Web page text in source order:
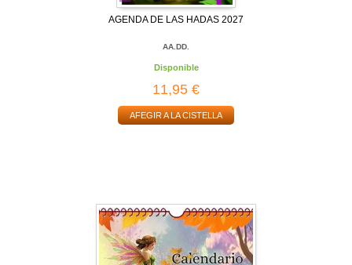
AGENDA DE LAS HADAS 2027
AA.DD.
Disponible
11,95 €
AFEGIR A LA CISTELLA